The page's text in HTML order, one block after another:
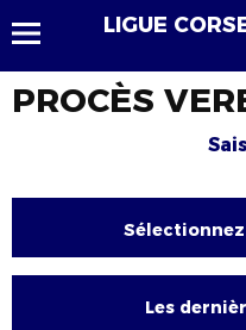
LIGUE
PROCÈS
Les